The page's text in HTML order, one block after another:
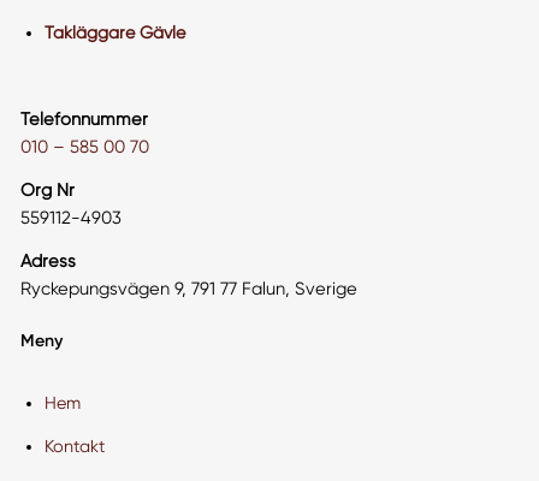
Takläggare Gävle
Telefonnummer
010 – 585 00 70
Org Nr
559112-4903
Adress
Ryckepungsvägen 9, 791 77 Falun, Sverige
Meny
Hem
Kontakt